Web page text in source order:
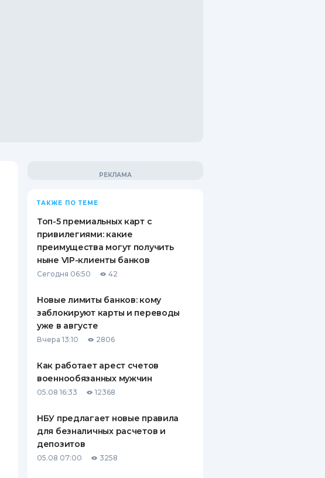
ТАКЖЕ ПО ТЕМЕ
Топ-5 премиальных карт с
привилегиями: какие
преимущества могут получить
ныне VIP-клиенты банков
Сегодня 06:50 42
Новые лимиты банков: кому
заблокируют карты и переводы
уже в августе
Вчера 13:10 2806
Как работает арест счетов
военнообязанных мужчин
05.08 16:33 12368
НБУ предлагает новые правила
для безналичных расчетов и
депозитов
05.08 07:00 3258